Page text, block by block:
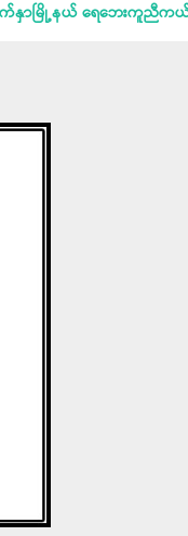
ာမြို့နယ် ရေဘေးကူညီကယ်ဆယ်